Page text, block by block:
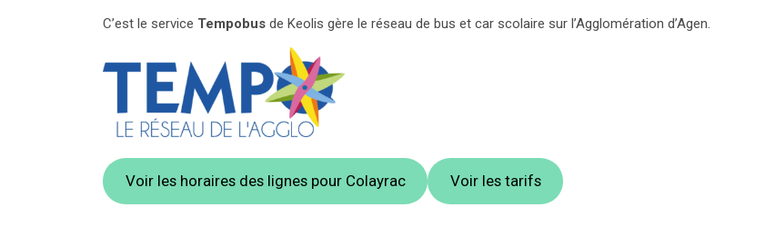
C’est le service Tempobus de Keolis gère le réseau de bus et car scolaire sur l’Agglomération d’Agen.
Voir les horaires des lignes pour Colayrac Voir les tarifs